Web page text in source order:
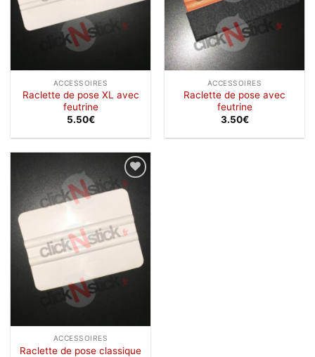
ACCESSOIRES
Raclette de pose XL avec
feutrine
5.50€
ACCESSOIRES
Raclette de pose avec
feutrine
3.50€
Ajouter
à la
wishlist
ACCESSOIRES
Raclette de pose classique